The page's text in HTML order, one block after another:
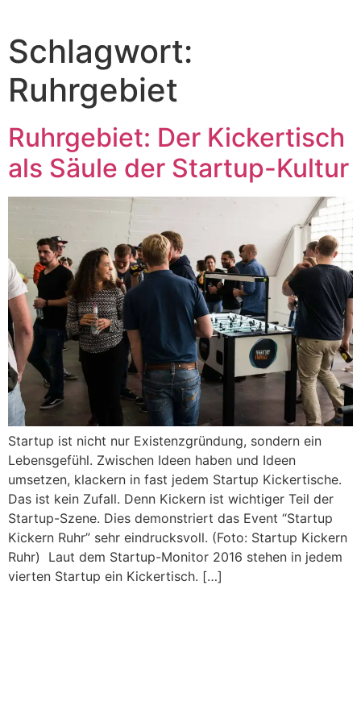
Schlagwort:
Ruhrgebiet
Ruhrgebiet: Der Kickertisch
als Säule der Startup-Kultur
Startup ist nicht nur Existenzgründung, sondern ein
Lebensgefühl. Zwischen Ideen haben und Ideen
umsetzen, klackern in fast jedem Startup Kickertische.
Das ist kein Zufall. Denn Kickern ist wichtiger Teil der
Startup-Szene. Dies demonstriert das Event “Startup
Kickern Ruhr” sehr eindrucksvoll. (Foto: Startup Kickern
Ruhr) Laut dem Startup-Monitor 2016 stehen in jedem
vierten Startup ein Kickertisch. […]